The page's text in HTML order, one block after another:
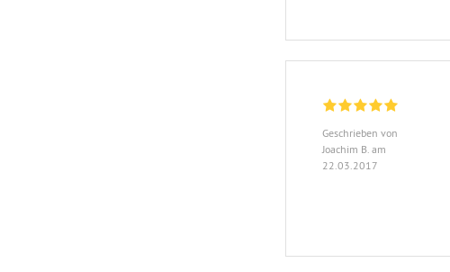
Geschrieben von
Joachim B. am
22.03.2017